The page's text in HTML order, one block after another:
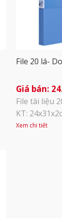
File 20 lá-
File tài liệu
KT:
sản phẩm
Xem chi tiết